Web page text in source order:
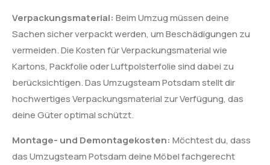
Verpackungsmaterial: Beim Umzug müssen deine
Sachen sicher verpackt werden, um Beschädigungen zu
vermeiden. Die Kosten für Verpackungsmaterial wie
Kartons, Packfolie oder Luftpolsterfolie sind dabei zu
berücksichtigen. Das Umzugsteam Potsdam stellt dir
hochwertiges Verpackungsmaterial zur Verfügung, das
deine Güter optimal schützt.
Montage- und Demontagekosten: Möchtest du, dass
das Umzugsteam Potsdam deine Möbel fachgerecht